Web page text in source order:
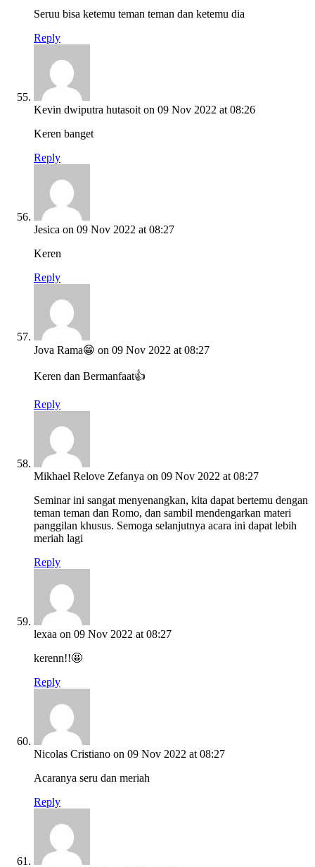
Seruu bisa ketemu teman teman dan ketemu dia
Reply
Kevin dwiputra hutasoit on 09 Nov 2022 at 08:26
Keren banget
Reply
Jesica on 09 Nov 2022 at 08:27
Keren
Reply
Jova Rama😁 on 09 Nov 2022 at 08:27
Keren dan Bermanfaat👍
Reply
Mikhael Relove Zefanya on 09 Nov 2022 at 08:27
Seminar ini sangat menyenangkan, kita dapat bertemu dengan
teman teman dan Romo, dan sambil mendengarkan materi
panggilan khusus. Semoga selanjutnya acara ini dapat lebih
meriah lagi
Reply
lexaa on 09 Nov 2022 at 08:27
kerenn!!🤩
Reply
Nicolas Cristiano on 09 Nov 2022 at 08:27
Acaranya seru dan meriah
Reply